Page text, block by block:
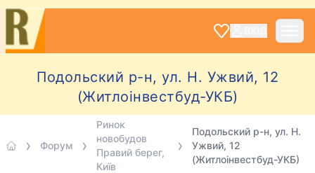
Подольский р-н, ул. Н. Ужвий, 12
(Житлоiнвестбуд-УКБ)
Форум
Ринок
новобудов
Правий берег,
Київ
Подольский р-н, ул. Н.
Ужвий, 12
(Житлоiнвестбуд-УКБ)